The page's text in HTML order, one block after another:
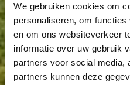
We gebruiken cookies om
personaliseren, om
en om ons websiteverkeer
informatie over uw gebruik
partners voor social media,
partners kunnen deze